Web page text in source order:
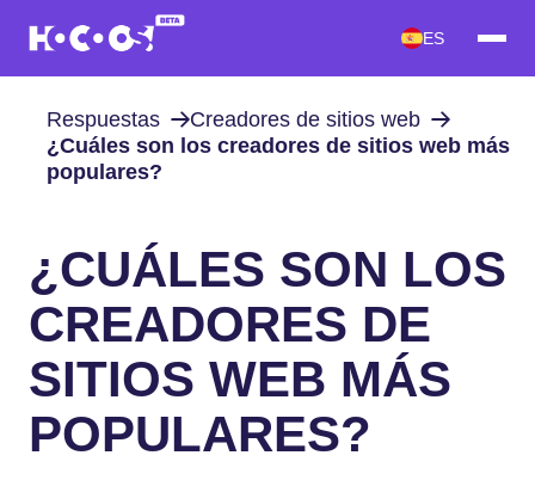
ES
Respuestas
Creadores de sitios web
¿Cuáles son los creadores de sitios web más
populares?
¿CUÁLES SON LOS
CREADORES DE
SITIOS WEB MÁS
POPULARES?